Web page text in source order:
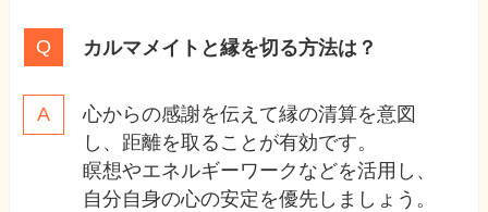
カルマメイトと縁を切る方法は？
心からの感謝を伝えて縁の清算を意図
し、距離を取ることが有効です。
瞑想やエネルギーワークなどを活用し、
自分自身の心の安定を優先しましょう。